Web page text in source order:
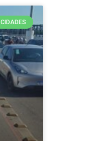
CIDADES